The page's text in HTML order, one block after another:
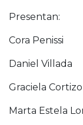
Presentan:
Cora Penissi
Daniel Villada
Graciela Cortizo
Marta Estela